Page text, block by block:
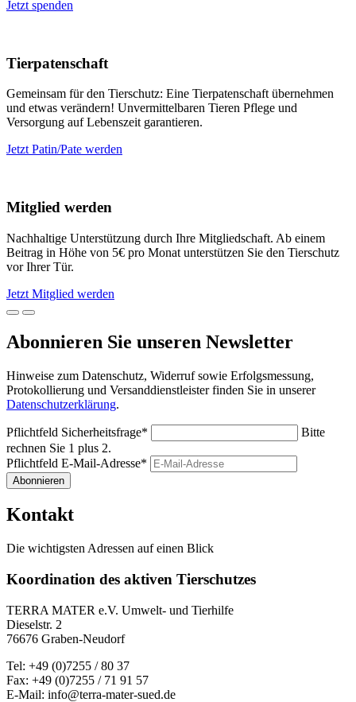
Jetzt spenden
Tierpatenschaft
Gemeinsam für den Tierschutz: Eine Tierpatenschaft übernehmen
und etwas verändern! Unvermittelbaren Tieren Pflege und
Versorgung auf Lebenszeit garantieren.
Jetzt Patin/Pate werden
Mitglied werden
Nachhaltige Unterstützung durch Ihre Mitgliedschaft. Ab einem
Beitrag in Höhe von 5€ pro Monat unterstützen Sie den Tierschutz
vor Ihrer Tür.
Jetzt Mitglied werden
Abonnieren Sie unseren Newsletter
Hinweise zum Datenschutz, Widerruf sowie Erfolgsmessung,
Protokollierung und Versanddienstleister finden Sie in unserer
Datenschutzerklärung.
Pflichtfeld Sicherheitsfrage*
Bitte
rechnen Sie 1 plus 2.
Pflichtfeld E-Mail-Adresse*
Abonnieren
Kontakt
Die wichtigsten Adressen auf einen Blick
Koordination des aktiven Tierschutzes
TERRA MATER e.V. Umwelt- und Tierhilfe
Dieselstr. 2
76676 Graben-Neudorf
Tel: +49 (0)7255 / 80 37
Fax: +49 (0)7255 / 71 91 57
E-Mail: info@terra-mater-sued.de